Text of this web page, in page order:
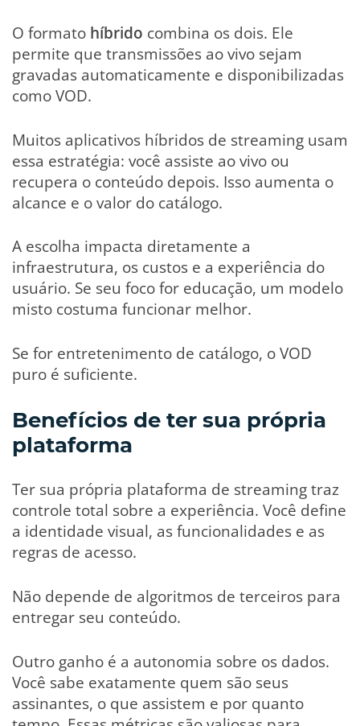
O formato híbrido combina os dois. Ele
permite que transmissões ao vivo sejam
gravadas automaticamente e disponibilizadas
como VOD.
Muitos aplicativos híbridos de streaming usam
essa estratégia: você assiste ao vivo ou
recupera o conteúdo depois. Isso aumenta o
alcance e o valor do catálogo.
A escolha impacta diretamente a
infraestrutura, os custos e a experiência do
usuário. Se seu foco for educação, um modelo
misto costuma funcionar melhor.
Se for entretenimento de catálogo, o VOD
puro é suficiente.
Benefícios de ter sua própria
plataforma
Ter sua própria plataforma de streaming traz
controle total sobre a experiência. Você define
a identidade visual, as funcionalidades e as
regras de acesso.
Não depende de algoritmos de terceiros para
entregar seu conteúdo.
Outro ganho é a autonomia sobre os dados.
Você sabe exatamente quem são seus
assinantes, o que assistem e por quanto